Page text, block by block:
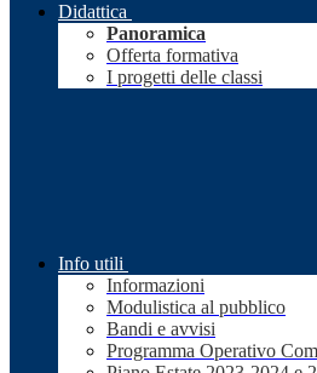
Didattica
Panoramica
Offerta formativa
I progetti delle classi
Info utili
Informazioni
Modulistica al pubblico
Bandi e avvisi
Programma Operativo